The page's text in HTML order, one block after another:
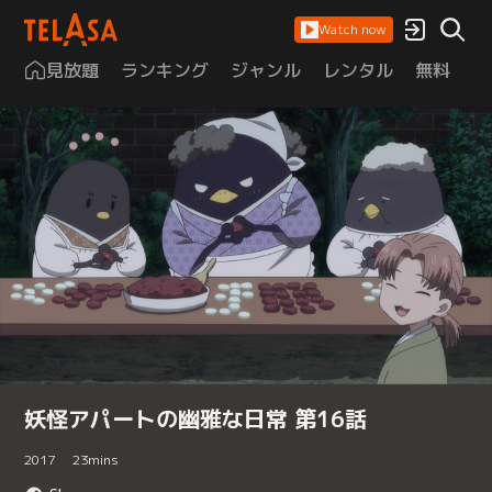
Watch now
見放題 ランキング ジャンル レンタル 無料
妖怪アパートの幽雅な日常 第16話
2017 23mins